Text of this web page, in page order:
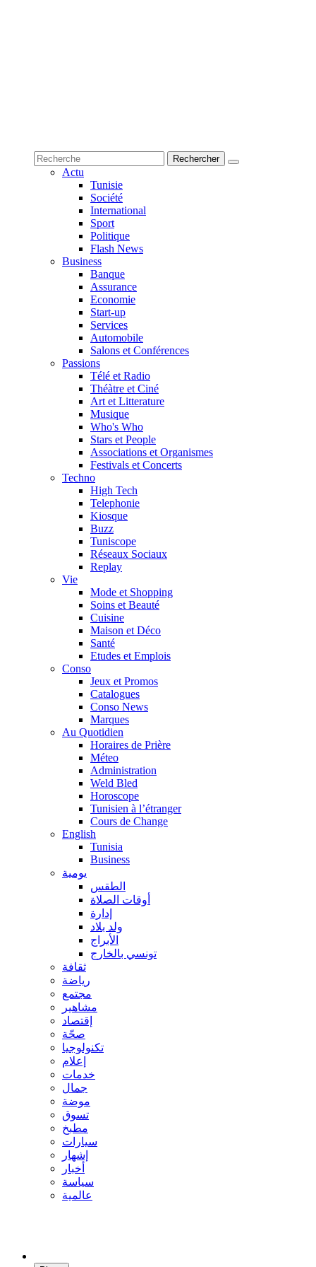
Actu
Tunisie
Société
International
Sport
Politique
Flash News
Business
Banque
Assurance
Economie
Start-up
Services
Automobile
Salons et Conférences
Passions
Télé et Radio
Théàtre et Ciné
Art et Litterature
Musique
Who's Who
Stars et People
Associations et Organismes
Festivals et Concerts
Techno
High Tech
Telephonie
Kiosque
Buzz
Tuniscope
Réseaux Sociaux
Replay
Vie
Mode et Shopping
Soins et Beauté
Cuisine
Maison et Déco
Santé
Etudes et Emplois
Conso
Jeux et Promos
Catalogues
Conso News
Marques
Au Quotidien
Horaires de Prière
Méteo
Administration
Weld Bled
Horoscope
Tunisien à l’étranger
Cours de Change
English
Tunisia
Business
يومية
الطقس
أوقات الصلاة
إدارة
ولد بلاد
الأبراج
تونسي بالخارج
ثقافة
رياضة
مجتمع
مشاهير
إقتصاد
صحّة
تكنولوجيا
إعلام
خدمات
جمال
موضة
تسوق
مطبخ
سيارات
إشهار
أخبار
سياسة
عالمية